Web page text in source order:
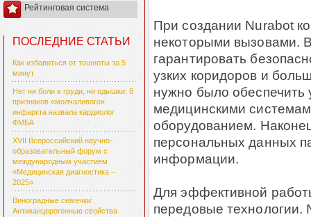
Рейтинговая система
ПОСЛЕДНИЕ СТАТЬИ
Как избавиться от тошноты за 5
минут
Нет ни боли в груди, ни одышки: 8
признаков «молчаливого»
инфаркта назвала кардиолог
ФМБА
XVII Всероссийский научно-
образовательный форум с
международным участием
«Медицинская диагностика –
2025»
Виноградные семечки:
Антиканцерогенные свойства
При создании Nurabot
некоторыми вызовами.
гарантировать
узких коридоров и
нужно было
медицинскими
оборудованием.
персональных данных
информации.
Для эффективной
передовые